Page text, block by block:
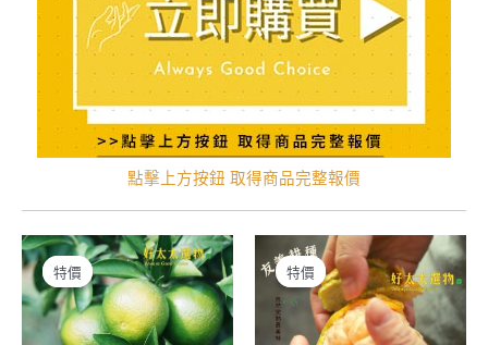
點擊上方按鈕 取得商品完整報價
特價
特價 特價
特價